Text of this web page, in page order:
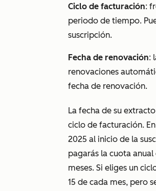
Ciclo de facturación:
periodo de tiempo.
suscripción.
Fecha de renovación:
renovaciones
fecha de renovación.
La fecha de su
ciclo de facturación.
2025 al inicio de la
pagarás la cuota
meses. Si eliges un
15 de cada mes, pero